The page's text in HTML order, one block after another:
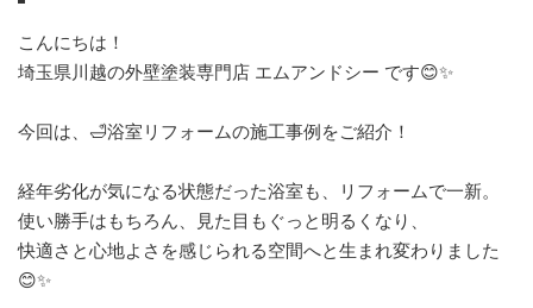
こんにちは！
埼玉県川越の外壁塗装専門店 エムアンドシー です😊✨
今回は、🛁浴室リフォームの施工事例をご紹介！
経年劣化が気になる状態だった浴室も、リフォームで一新。
使い勝手はもちろん、見た目もぐっと明るくなり、
快適さと心地よさを感じられる空間へと生まれ変わりました
😊✨